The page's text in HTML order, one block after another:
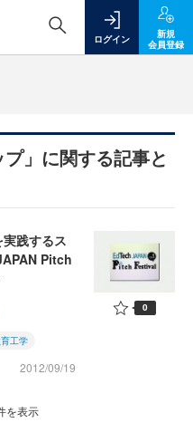
ログイン
新規
会員登録
プ」に関する記事と
実践するス
Pitch
工学
2012/09/19
0
を表示